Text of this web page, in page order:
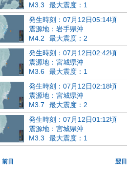
M3.3
最大震度：1
発生時刻：07月12日05:14頃
震源地：岩手県沖
M4.2
最大震度：2
発生時刻：07月12日02:42頃
震源地：宮城県沖
M3.6
最大震度：1
発生時刻：07月12日02:18頃
震源地：宮城県沖
M3.7
最大震度：2
発生時刻：07月12日01:12頃
震源地：宮城県沖
M3.3
最大震度：1
前日 翌日